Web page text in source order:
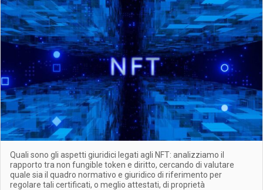
Quali sono gli aspetti giuridici legati agli NFT: analizziamo il
rapporto tra non fungible token e diritto, cercando di valutare
quale sia il quadro normativo e giuridico di riferimento per
regolare tali certificati, o meglio attestati, di proprietà